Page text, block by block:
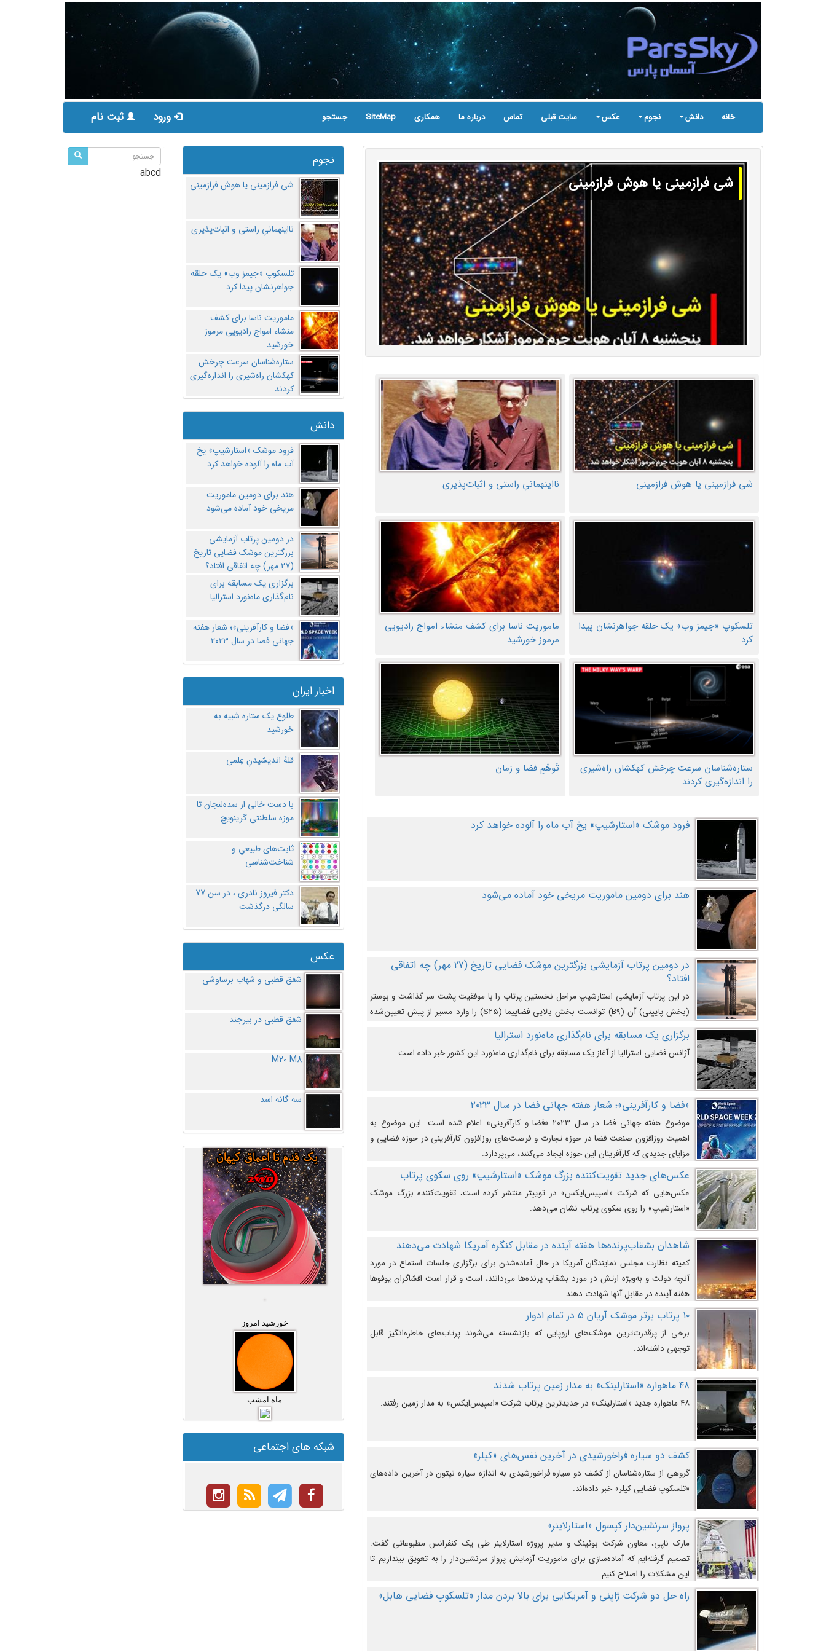
خانه دانش نجوم عکس سایت قبلی تماس درباره ما همکاری SiteMap جستجو ورود ثبت نام
شی فرازمینی یا هوش فرازمینی
شی فرازمینی یا هوش فرازمینی نااینهمانیِ راستی و اثبات‌پذیری
تلسکوپ «جیمز وب» یک حلقه جواهرنشان پیدا
کرد
ماموریت ناسا برای کشف منشاء امواج رادیویی
مرموز خورشید
ستاره‌شناسان سرعت چرخش کهکشان راه‌شیری
را اندازه‌گیری کردند
تَوهّمِ فضا و زمان
فرود موشک «استارشیپ» یخ آب ماه را آلوده خواهد کرد
هند برای دومین ماموریت مریخی خود آماده می‌شود
در دومین پرتاب آزمایشی بزرگترین موشک فضایی تاریخ (27 مهر‌) چه اتفاقی
افتاد؟
در این پرتاب آزمایشی استارشیپ مراحل نخستین پرتاب را با موفقیت پشت سر گذاشت و بوستر
(بخش پایینی) آن (B9) توانست بخش بالایی فضاپیما (S25) را وارد مسیر از پیش تعیین‌شده
کند و سپس با یک مکانیزم جدید با موفقیت از آن جدا شود. ‌
برگزاری یک مسابقه برای نام‌گذاری ماه‌نورد استرالیا
آژانس فضایی استرالیا از آغاز یک مسابقه برای نام‌گذاری ماه‌نورد این کشور خبر داده است.
«فضا و کارآفرینی»؛ شعار هفته جهانی فضا در سال ۲۰۲۳
موضوع هفته جهانی فضا در سال ۲۰۲۳ «فضا و کارآفرینی» اعلام شده است. این موضوع به
اهمیت روزافزون صنعت فضا در حوزه تجارت و فرصت‌های روزافزون کارآفرینی در حوزه فضایی و
مزایای جدیدی که کارآفرینان این حوزه ایجاد می‌کنند، می‌پردازد.
عکس‌های جدید تقویت‌کننده بزرگ موشک «استارشیپ» روی سکوی پرتاب
عکس‌هایی که شرکت «اسپیس‌ایکس» در توییتر منتشر کرده است، تقویت‌کننده بزرگ موشک
«استارشیپ» را روی سکوی پرتاب نشان می‌دهد.
شاهدان بشقاب‌پرنده‌ها هفته آینده در مقابل کنگره آمریکا شهادت می‌دهند
کمیته نظارت مجلس نمایندگان آمریکا در حال آماده‌شدن برای برگزاری جلسات استماع در مورد
آنچه دولت و به‌ویژه ارتش در مورد بشقاب پرنده‌ها می‌دانند، است و قرار است افشاگران یوفوها
هفته آینده در مقابل آنها شهادت دهند.
۱۰ پرتاب برتر موشک آریان ۵ در تمام ادوار
برخی از پرقدرت‌ترین موشک‌های اروپایی که بازنشسته می‌شوند پرتاب‌های خاطره‌انگیز قابل
توجهی داشته‌اند.
۴۸ ماهواره «استارلینک» به مدار زمین پرتاب شدند
۴۸ ماهواره جدید «استارلینک» در جدیدترین پرتاب شرکت «اسپیس‌ایکس» به مدار زمین رفتند.
کشف دو سیاره فراخورشیدی در آخرین نفس‌های «کپلر»
گروهی از ستاره‌شناسان از کشف دو سیاره فراخورشیدی به اندازه سیاره نپتون در آخرین داده‌های
«تلسکوپ فضایی کپلر» خبر داده‌اند.
پرواز سرنشین‌دار کپسول «استارلاینر»
مارک ناپی، معاون شرکت بوئینگ و مدیر پروژه استارلاینر طی یک کنفرانس مطبوعاتی گفت:
تصمیم گرفته‌ایم که آماده‌سازی برای ماموریت آزمایش پرواز سرنشین‌دار را به تعویق بیندازیم تا
این مشکلات را اصلاح کنیم.
راه حل دو شرکت ژاپنی و آمریکایی برای بالا بردن مدار «تلسکوپ فضایی هابل»
نجوم
شی فرازمینی یا هوش فرازمینی
نااینهمانیِ راستی و اثبات‌پذیری
تلسکوپ «جیمز وب» یک حلقه
جواهرنشان پیدا کرد
ماموریت ناسا برای کشف
منشاء امواج رادیویی مرموز
خورشید
ستاره‌شناسان سرعت چرخش
کهکشان راه‌شیری را اندازه‌گیری
کردند
دانش
فرود موشک «استارشیپ» یخ
آب ماه را آلوده خواهد کرد
هند برای دومین ماموریت
مریخی خود آماده می‌شود
در دومین پرتاب آزمایشی
بزرگترین موشک فضایی تاریخ
(27 مهر‌) چه اتفاقی افتاد؟
برگزاری یک مسابقه برای
نام‌گذاری ماه‌نورد استرالیا
«فضا و کارآفرینی»؛ شعار هفته
جهانی فضا در سال ۲۰۲۳
اخبار ایران
طلوع یک ستاره شبیه به
خورشید
قلهُ اندیشیدنِ عِلمی
با دست خالی از سده‌لنجان تا
موزه سلطنتی گرینویچ
ثابت‌های طبیعیِ و
شناخت‌شناسی
دکتر فیروز نادری ، در سن 77
سالگی درگذشت
عکس
شفق قطبی و شهاب برساوشی
شفق قطبی در بیرجند
M20 M8
سه گانه اسد
خورشید امروز
ماه امشب
شبکه های اجتماعی
abcd